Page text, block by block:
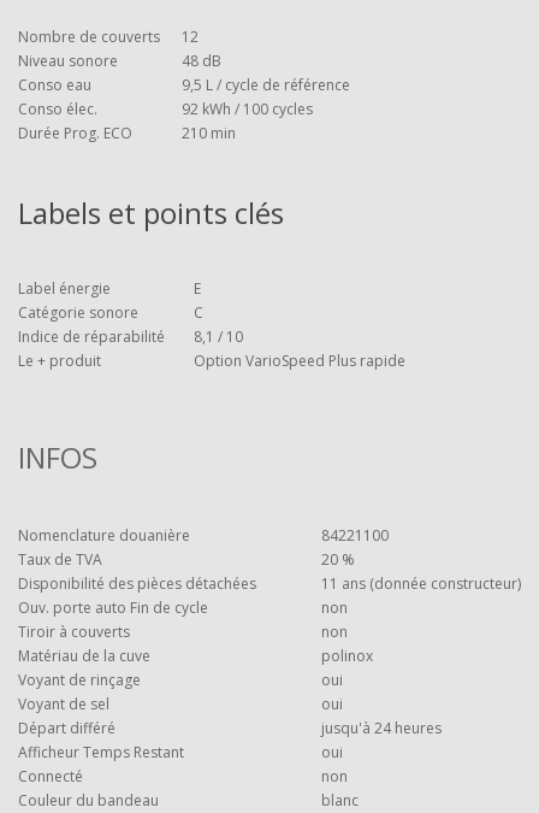
Nombre de couverts 12
Niveau sonore
48 dB
Conso eau
9,5 L / cycle de référence
Conso élec.
92 kWh / 100 cycles
Durée Prog. ECO
210 min
Labels et points clés
Label énergie
E
Catégorie sonore
C
Indice de réparabilité 8,1 / 10
Le + produit
Option VarioSpeed Plus rapide
INFOS
Nomenclature douanière
84221100
Taux de TVA
20 %
Disponibilité des pièces détachées
11 ans (donnée constructeur)
Ouv. porte auto Fin de cycle
non
Tiroir à couverts
non
Matériau de la cuve
polinox
Voyant de rinçage
oui
Voyant de sel
oui
Départ différé
jusqu'à 24 heures
Afficheur Temps Restant
oui
Connecté
non
Couleur du bandeau
blanc